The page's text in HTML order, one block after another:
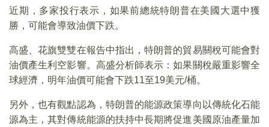
近期，多家投行表示，如果前總統特朗普在美國大選中獲
勝，可能會導致油價下跌。
高盛、花旗雙雙在報告中指出，特朗普的貿易關稅可能會對
油價產生利空影響。高盛分析師表示：如果關稅嚴重影響全
球經濟，明年油價可能會下跌11至19美元/桶。
另外，也有觀點認為，特朗普的能源政策導向以傳統化石能
源為主，其對傳統能源的扶持中長期將促進美國原油產量加